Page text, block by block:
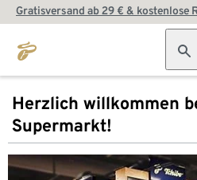
Gratisversand ab 29 € & kostenlose
Herzlich willkommen
Supermarkt!